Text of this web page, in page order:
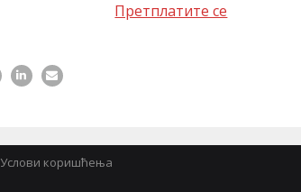
Претплатите се
Услови коришћења